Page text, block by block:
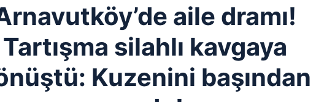
aile dramı!
Tartışma silahlı kavgaya
Kuzenini başından